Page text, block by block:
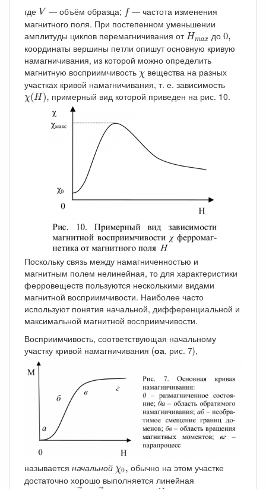
где V
V — объём образца; f
f — частота изменения
магнитного поля. При постепенном уменьшении
амплитуды циклов перемагничивания отHmax
Hmaxдо 0,
0
координаты вершины петли опишут основную кривую
намагничивания, из которой можно определить
магнитную восприимчивость χ
χ вещества на разных
участках кривой намагничивания, т. е. зависимость
χ(H),
χ(H), примерный вид которой приведен на рис. 10.
Поскольку связь между намагниченностью и
магнитным полем нелинейная, то для характеристики
ферровеществ пользуются несколькими видами
магнитной восприимчивости. Наиболее часто
используют понятия начальной, дифференциальной и
максимальной магнитной восприимчивости.
Восприимчивость, соответствующая начальному
участку кривой намагничивания (оа, рис. 7),
называется начальной χ0,
χ0 обычно на этом участке
достаточно хорошо выполняется линейная